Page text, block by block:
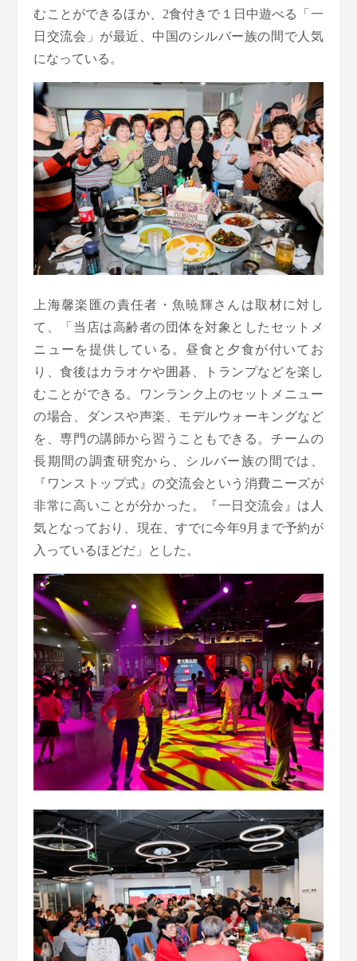
むことができるほか、2食付きで１日中遊べる「一
日交流会」が最近、中国のシルバー族の間で人気
になっている。
上海馨楽匯の責任者・魚暁輝さんは取材に対し
て、「当店は高齢者の団体を対象としたセットメ
ニューを提供している。昼食と夕食が付いてお
り、食後はカラオケや囲碁、トランプなどを楽し
むことができる。ワンランク上のセットメニュー
の場合、ダンスや声楽、モデルウォーキングなど
を、専門の講師から習うこともできる。チームの
長期間の調査研究から、シルバー族の間では、
『ワンストップ式』の交流会という消費ニーズが
非常に高いことが分かった。『一日交流会』は人
気となっており、現在、すでに今年9月まで予約が
入っているほどだ」とした。